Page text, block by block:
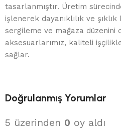
tasarlanmıştır. Üretim
işlenerek dayanıklılık ve
sergileme ve mağaza düzenini
aksesuarlarımız, kaliteli
sağlar.
Doğrulanmış Yorumlar
5 üzerinden 0 oy aldı